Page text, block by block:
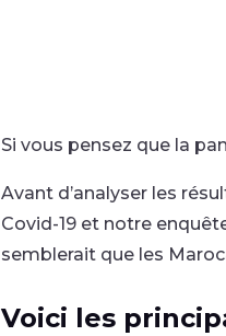
Si vous pensez que la
Avant d’analyser les
Covid-19 et notre
semblerait que les
Voici les